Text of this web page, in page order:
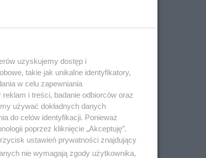
uzyskujemy dostęp i
takie jak unikalne identyfikatory,
w celu zapewniania
i treści, badanie odbiorców oraz
używać dokładnych danych
do celów identyfikacji. Ponieważ
poprzez kliknięcie „Akceptuję”.
ustawień prywatności znajdujący
nie wymagają zgody użytkownika,